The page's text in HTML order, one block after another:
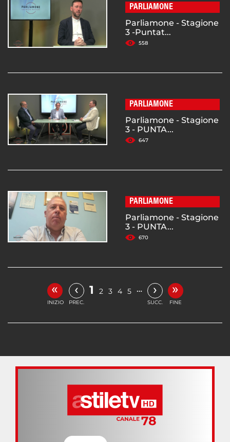
PARLIAMONE
Parliamone - Stagione
3 -Puntat...
558
PARLIAMONE
Parliamone - Stagione
3 - PUNTA...
647
PARLIAMONE
Parliamone - Stagione
3 - PUNTA...
670
«
INIZIO
‹
PREC.
1 2 3 4 5 … ›
SUCC.
»
FINE